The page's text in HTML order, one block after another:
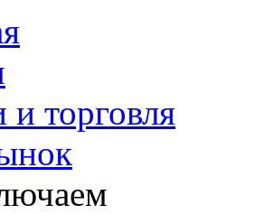
и торговля